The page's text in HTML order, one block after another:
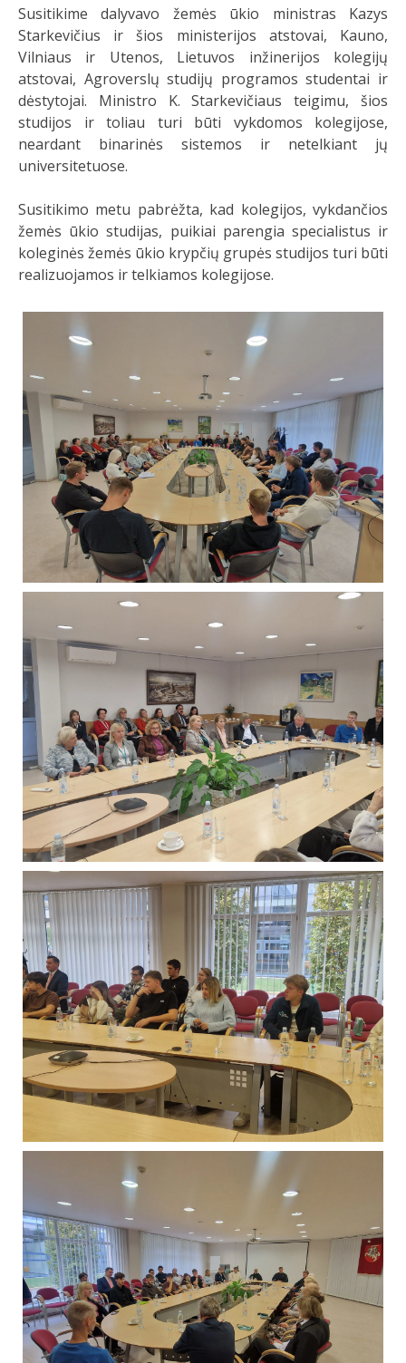
Susitikime dalyvavo žemės ūkio ministras Kazys
Starkevičius ir šios ministerijos atstovai, Kauno,
Vilniaus ir Utenos, Lietuvos inžinerijos kolegijų
atstovai, Agroverslų studijų programos studentai ir
dėstytojai. Ministro K. Starkevičiaus teigimu, šios
studijos ir toliau turi būti vykdomos kolegijose,
neardant binarinės sistemos ir netelkiant jų
universitetuose.
Susitikimo metu pabrėžta, kad kolegijos, vykdančios
žemės ūkio studijas, puikiai parengia specialistus ir
koleginės žemės ūkio krypčių grupės studijos turi būti
realizuojamos ir telkiamos kolegijose.